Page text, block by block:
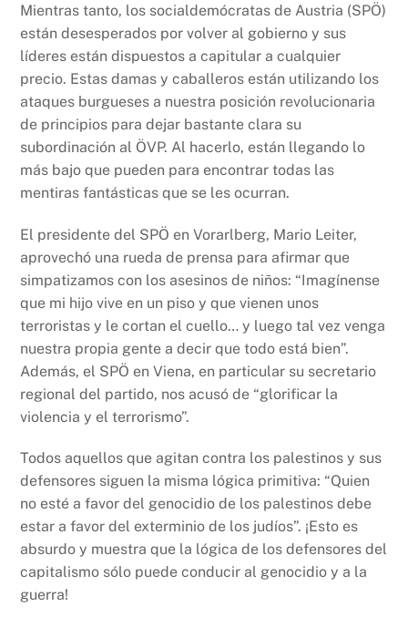
Mientras tanto, los socialdemócratas de Austria (SPÖ)
están desesperados por volver al gobierno y sus
líderes están dispuestos a capitular a cualquier
precio. Estas damas y caballeros están utilizando los
ataques burgueses a nuestra posición revolucionaria
de principios para dejar bastante clara su
subordinación al ÖVP. Al hacerlo, están llegando lo
más bajo que pueden para encontrar todas las
mentiras fantásticas que se les ocurran.
El presidente del SPÖ en Vorarlberg, Mario Leiter,
aprovechó una rueda de prensa para afirmar que
simpatizamos con los asesinos de niños: “Imagínense
que mi hijo vive en un piso y que vienen unos
terroristas y le cortan el cuello… y luego tal vez venga
nuestra propia gente a decir que todo está bien”.
Además, el SPÖ en Viena, en particular su secretario
regional del partido, nos acusó de “glorificar la
violencia y el terrorismo”.
Todos aquellos que agitan contra los palestinos y sus
defensores siguen la misma lógica primitiva: “Quien
no esté a favor del genocidio de los palestinos debe
estar a favor del exterminio de los judíos”. ¡Esto es
absurdo y muestra que la lógica de los defensores del
capitalismo sólo puede conducir al genocidio y a la
guerra!